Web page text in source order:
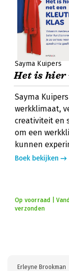
Sayma Kuipers
Het is hier
Sayma
werkklimaat,
creativiteit en
om een
kunnen
Boek bekijken
Op voorraad |
verzonden
Erleyne Brookman